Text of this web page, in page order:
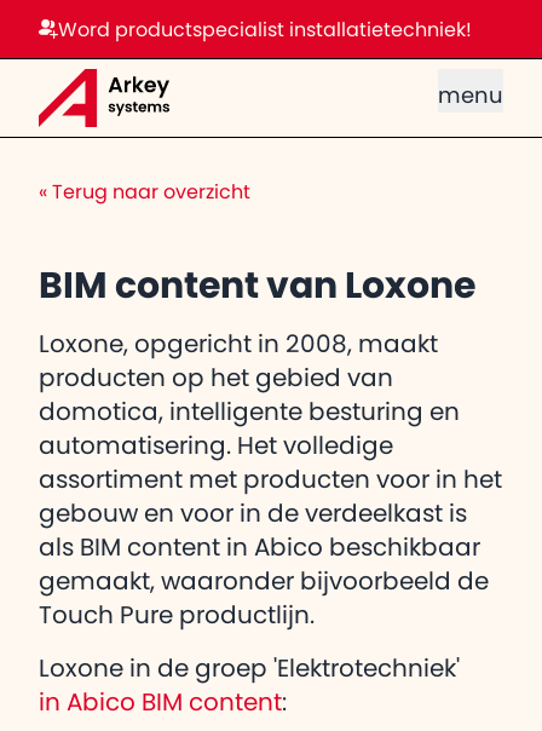
Word productspecialist installatietechniek!
menu
« Terug naar overzicht
BIM content van Loxone
Loxone, opgericht in 2008, maakt
producten op het gebied van
domotica, intelligente besturing en
automatisering. Het volledige
assortiment met producten voor in het
gebouw en voor in de verdeelkast is
als BIM content in Abico beschikbaar
gemaakt, waaronder bijvoorbeeld de
Touch Pure productlijn.
Loxone in de groep 'Elektrotechniek'
in Abico BIM content: